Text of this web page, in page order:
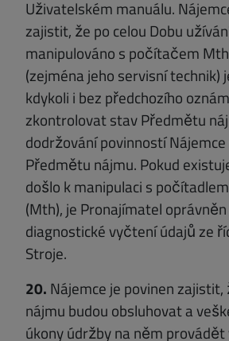
Uživatelském manuálu.
zajistit, že po celou Dobu
manipulováno s počítačem
(zejména jeho servisní technik)
kdykoli i bez předchozího
zkontrolovat stav Předmětu
dodržování povinností
Předmětu nájmu. Pokud
došlo k manipulaci s
(Mth), je Pronajímatel
diagnostické vyčtení údajů ze
Stroje.
20. Nájemce je povinen
nájmu budou obsluhovat a
úkony údržby na něm